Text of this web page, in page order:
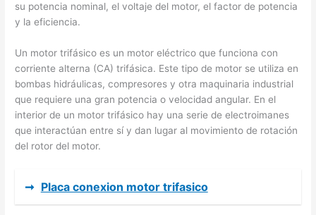
su potencia nominal, el voltaje del motor, el factor de potencia
y la eficiencia.
Un motor trifásico es un motor eléctrico que funciona con
corriente alterna (CA) trifásica. Este tipo de motor se utiliza en
bombas hidráulicas, compresores y otra maquinaria industrial
que requiere una gran potencia o velocidad angular. En el
interior de un motor trifásico hay una serie de electroimanes
que interactúan entre sí y dan lugar al movimiento de rotación
del rotor del motor.
➞ Placa conexion motor trifasico